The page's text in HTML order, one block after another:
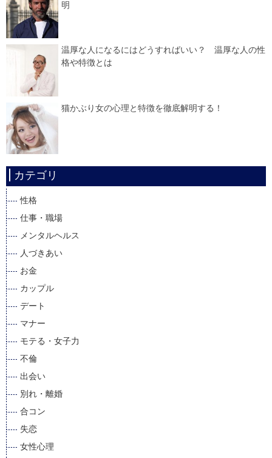
明
温厚な人になるにはどうすればいい？ 温厚な人の性
格や特徴とは
猫かぶり女の心理と特徴を徹底解明する！
カテゴリ
性格
仕事・職場
メンタルヘルス
人づきあい
お金
カップル
デート
マナー
モテる・女子力
不倫
出会い
別れ・離婚
合コン
失恋
女性心理